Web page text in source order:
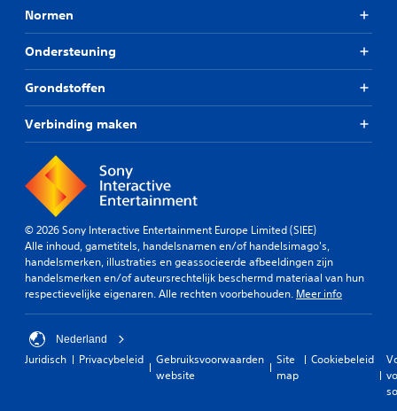
Normen
Ondersteuning
Grondstoffen
Verbinding maken
© 2026 Sony Interactive Entertainment Europe Limited (SIEE)
Alle inhoud, gametitels, handelsnamen en/of handelsimago's,
handelsmerken, illustraties en geassocieerde afbeeldingen zijn
handelsmerken en/of auteursrechtelijk beschermd materiaal van hun
respectievelijke eigenaren. Alle rechten voorbehouden. Meer info
Nederland
Juridisch Privacybeleid
Gebruiksvoorwaarden
website
Site
map
Cookiebeleid